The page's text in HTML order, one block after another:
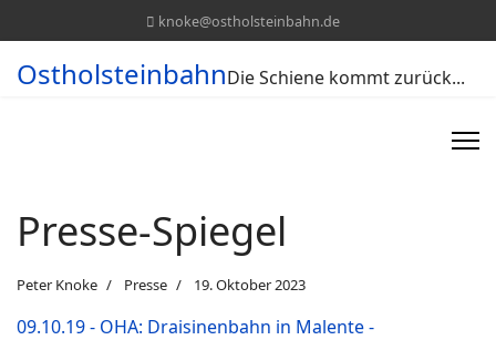
knoke@ostholsteinbahn.de
OstholsteinbahnDie Schiene kommt zurück...
Presse-Spiegel
Peter Knoke Presse 19. Oktober 2023
09.10.19 - OHA: Draisinenbahn in Malente -